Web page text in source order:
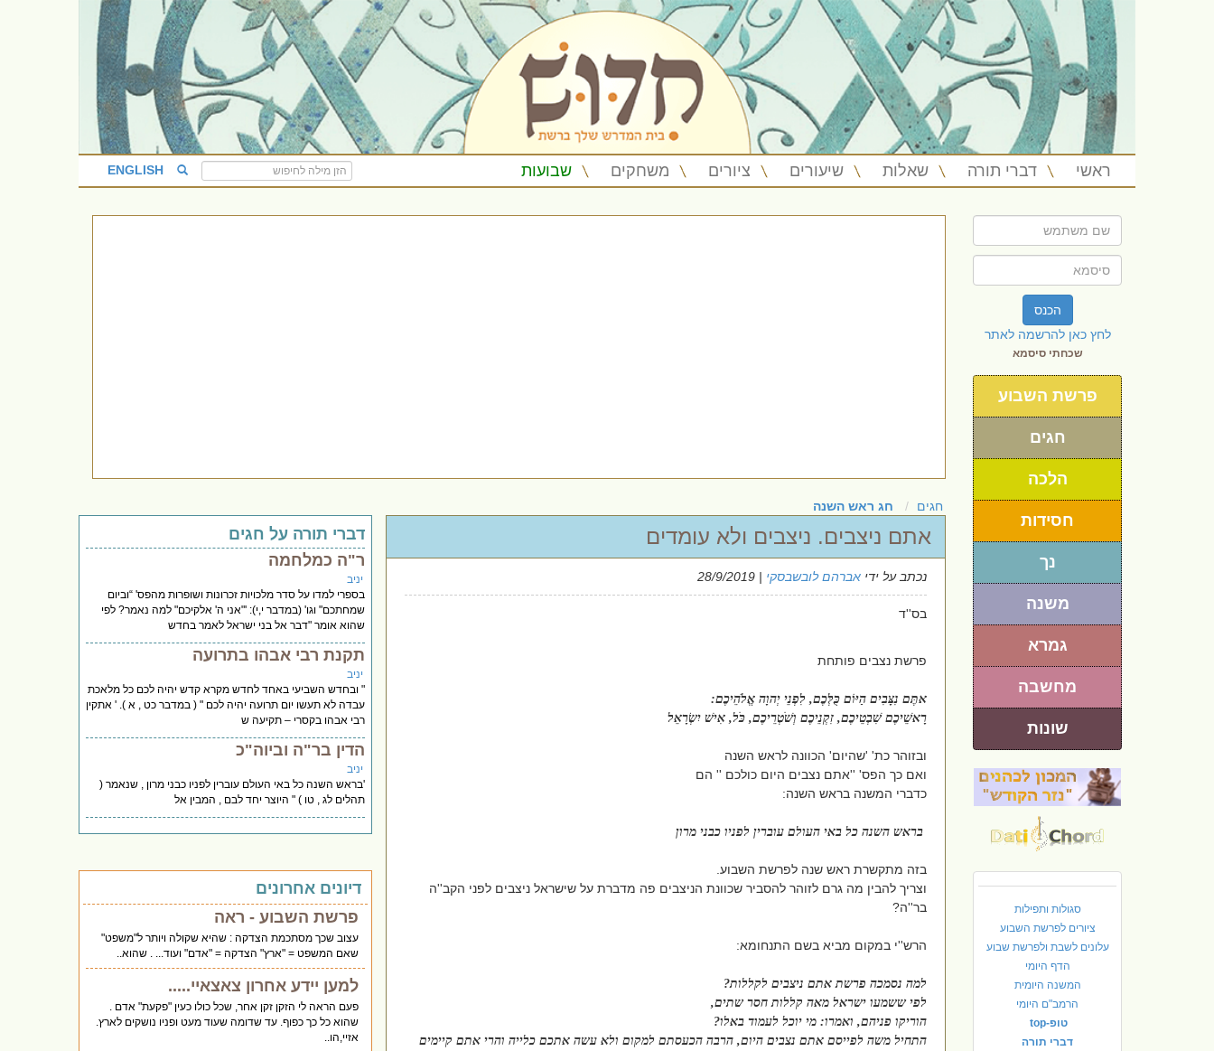
ראשי דברי תורה שאלות שיעורים ציורים משחקים שבועות ENGLISH
הכנס
לחץ כאן להרשמה לאתר
שכחתי סיסמא
פרשת השבוע
חגים
הלכה
חסידות
נך
משנה
גמרא
מחשבה
שונות
סגולות ותפילות
ציורים לפרשת השבוע
עלונים לשבת ולפרשת שבוע
הדף היומי
המשנה היומית
הרמב"ם היומי
טופ-top
דברי תורה
חגים חג ראש השנה
אתם ניצבים. ניצבים ולא עומדים
נכתב על ידי אברהם לובשבסקי | 28/9/2019
בס''ד
פרשת נצבים פותחת
אתֶּם נִצָּבִים הַיּוֹם כֻּלְּכֶם, לִפְנֵי יְהוָה אֱלֹהֵיכֶם:
רָאשֵׁיכֶם שִׁבְטֵיכֶם, זִקְנֵיכֶם וְשֹׁטְרֵיכֶם, כֹּל, אִישׁ יִשְׂרָאֵל
ובזוהר כת' 'שהיום' הכוונה לראש השנה
ואם כך הפס' ''אתם נצבים היום כולכם '' הם
כדברי המשנה בראש השנה:
בראש השנה כל באי העולם עוברין לפניו כבני מרון
בזה מתקשרת ראש שנה לפרשת השבוע.
וצריך להבין מה גרם לזוהר להסביר שכוונת הניצבים פה מדברת על שישראל ניצבים לפני הקב''ה
בר''ה?
הרש''י במקום מביא בשם התנחומא:
למה נסמכה פרשת אתם ניצבים לקללות?
לפי ששמעו ישראל מאה קללות חסר שתים,
הוריקו פניהם, ואמרו: מי יוכל לעמוד באלו?
התחיל משה לפייסם אתם נצבים היום, הרבה הכעסתם למקום ולא עשה אתכם כלייה והרי אתם קיימים
דברי תורה על חגים
ר"ה כמלחמה
יניב
בספרי למדו על סדר מלכויות זכרונות ושופרות מהפס' “וביום
שמחתכם" וגו' (במדבר י,י): '"אני ה' אלקיכם" למה נאמר? לפי
שהוא אומר "דבר אל בני ישראל לאמר בחדש
תקנת רבי אבהו בתרועה
יניב
" ובחדש השביעי באחד לחדש מקרא קדש יהיה לכם כל מלאכת
עבדה לא תעשו יום תרועה יהיה לכם " ( במדבר כט , א ). ' אתקין
רבי אבהו בקסרי – תקיעה ש
הדין בר"ה וביוה"כ
יניב
'בראש השנה כל באי העולם עוברין לפניו כבני מרון , שנאמר (
תהלים לג , טו ) " היוצר יחד לבם , המבין אל
דיונים אחרונים
פרשת השבוע - ראה
עצוב שכך מסתכמת הצדקה : שהיא שקולה ויותר ל"משפט"
שאם המשפט = "ארץ" הצדקה = "אדם" ועוד... . שהוא..
למען יידע אחרון צאצאיי.....
פעם הראה לי הזקן זקן אחר, שכל כולו כעין "פקעת" אדם .
שהוא כל כך כפוף. עד שדומה שעוד מעט ופניו נושקים לארץ.
אזיי,הו..